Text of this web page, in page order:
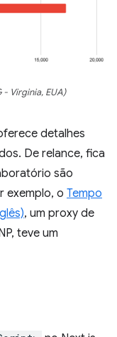
Virginia, EUA)
detalhes
De relance, fica
são
exemplo, o Tempo
, um proxy de
teve um